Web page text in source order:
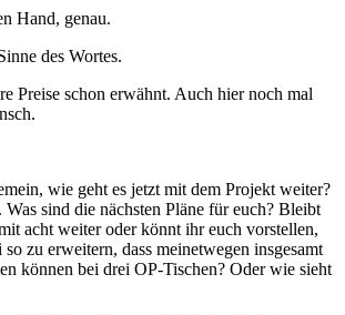
Hand, genau.
des Wortes.
Preise schon erwähnt. Auch hier noch mal
wie geht es jetzt mit dem Projekt weiter?
sind die nächsten Pläne für euch? Bleibt
acht weiter oder könnt ihr euch vorstellen,
so zu erweitern, dass meinetwegen insgesamt
können bei drei OP-Tischen? Oder wie sieht